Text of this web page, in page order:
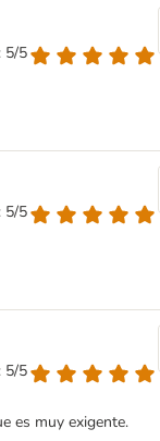
5/5
5/5
5/5
es muy exigente.